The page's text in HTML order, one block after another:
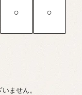
ません。